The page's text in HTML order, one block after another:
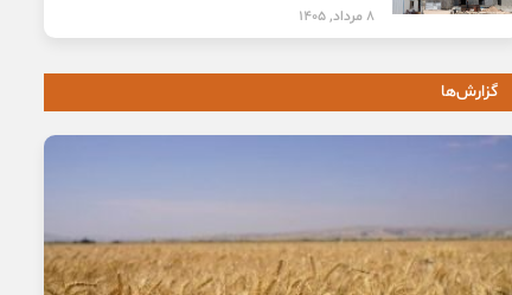
8 مرداد, 1405
گزارش‌ها